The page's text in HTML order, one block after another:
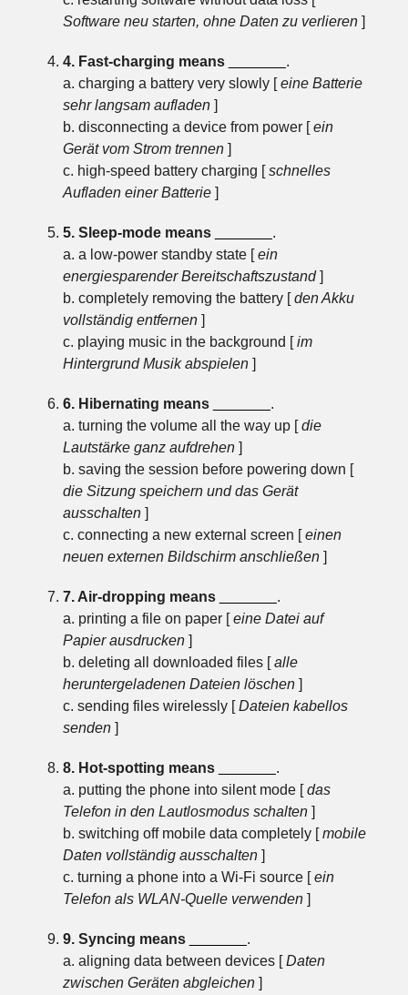
Software neu starten, ohne Daten zu verlieren]
4. Fast-charging means
.
a. charging a battery very slowly [eine Batterie
sehr langsam aufladen]
b. disconnecting a device from power [ein
Gerät vom Strom trennen]
c. high-speed battery charging [schnelles
Aufladen einer Batterie]
5. Sleep-mode means
.
a. a low-power standby state [ein
energiesparender Bereitschaftszustand]
b. completely removing the battery [den Akku
vollständig entfernen]
c. playing music in the background [im
Hintergrund Musik abspielen]
6. Hibernating means
.
a. turning the volume all the way up [die
Lautstärke ganz aufdrehen]
b. saving the session before powering down [
die Sitzung speichern und das Gerät
ausschalten]
c. connecting a new external screen [einen
neuen externen Bildschirm anschließen]
7. Air-dropping means
.
a. printing a file on paper [eine Datei auf
Papier ausdrucken]
b. deleting all downloaded files [alle
heruntergeladenen Dateien löschen]
c. sending files wirelessly [Dateien kabellos
senden]
8. Hot-spotting means
.
a. putting the phone into silent mode [das
Telefon in den Lautlosmodus schalten]
b. switching off mobile data completely [mobile
Daten vollständig ausschalten]
c. turning a phone into a Wi-Fi source [ein
Telefon als WLAN-Quelle verwenden]
9. Syncing means
.
a. aligning data between devices [Daten
zwischen Geräten abgleichen]